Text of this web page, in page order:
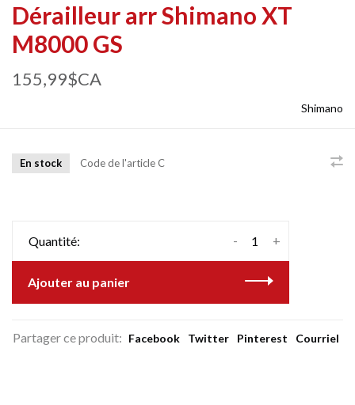
Dérailleur arr Shimano XT
M8000 GS
155,99$CA
Shimano
En stock Code de l'article C
Quantité: +
-
Ajouter au panier
Partager ce produit: Facebook Twitter Pinterest Courriel